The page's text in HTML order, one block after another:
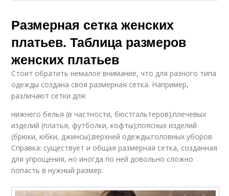
Размерная сетка женских
платьев. Таблица размеров
женских платьев
Стоит обратить немалое внимание, что для разного типа
одежды создана своя размерная сетка. Например,
различают сетки для:
нижнего белья (в частности, бюстгальтеров);плечевых
изделий (платья, футболки, кофты);поясных изделий
(брюки, юбки, джинсы);верхней одежды;головных уборов.
Справка: существует и общая размерная сетка, созданная
для упрощения, но иногда по ней довольно сложно
попасть в нужный размер.